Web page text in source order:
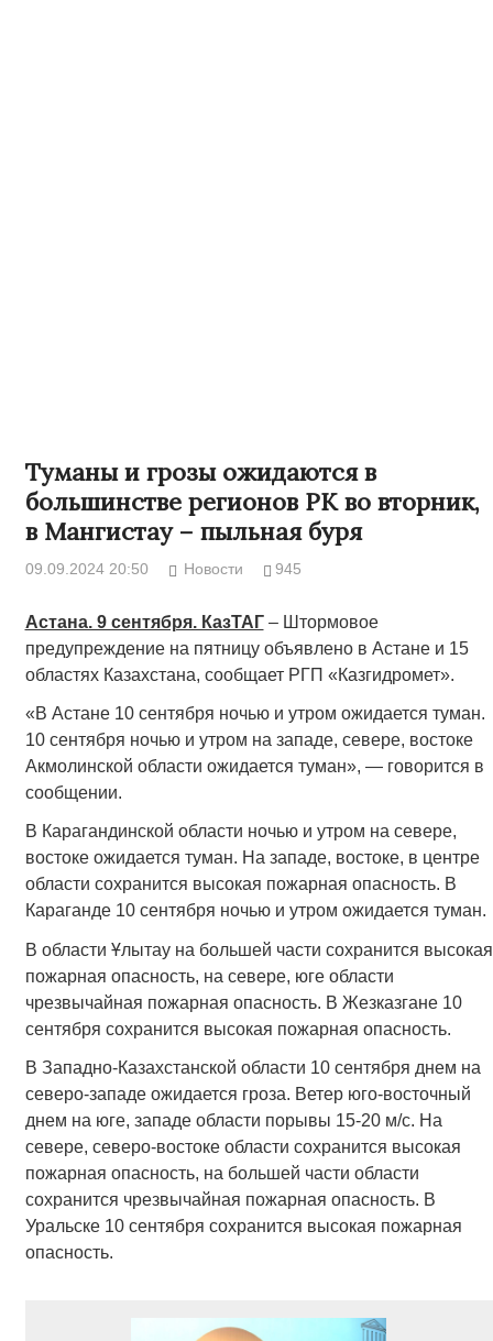
Туманы и грозы ожидаются в
большинстве регионов РК во вторник,
в Мангистау – пыльная буря
09.09.2024 20:50 Новости 945
Астана. 9 сентября. КазТАГ– Штормовое
предупреждение на пятницу объявлено в Астане и 15
областях Казахстана, сообщает РГП «Казгидромет».
«В Астане 10 сентября ночью и утром ожидается туман.
10 сентября ночью и утром на западе, севере, востоке
Акмолинской области ожидается туман», — говорится в
сообщении.
В Карагандинской области ночью и утром на севере,
востоке ожидается туман. На западе, востоке, в центре
области сохранится высокая пожарная опасность. В
Караганде 10 сентября ночью и утром ожидается туман.
В области Ұлытау на большей части сохранится высокая
пожарная опасность, на севере, юге области
чрезвычайная пожарная опасность. В Жезказгане 10
сентября сохранится высокая пожарная опасность.
В Западно-Казахстанской области 10 сентября днем на
северо-западе ожидается гроза. Ветер юго-восточный
днем на юге, западе области порывы 15-20 м/с. На
севере, северо-востоке области сохранится высокая
пожарная опасность, на большей части области
сохранится чрезвычайная пожарная опасность. В
Уральске 10 сентября сохранится высокая пожарная
опасность.